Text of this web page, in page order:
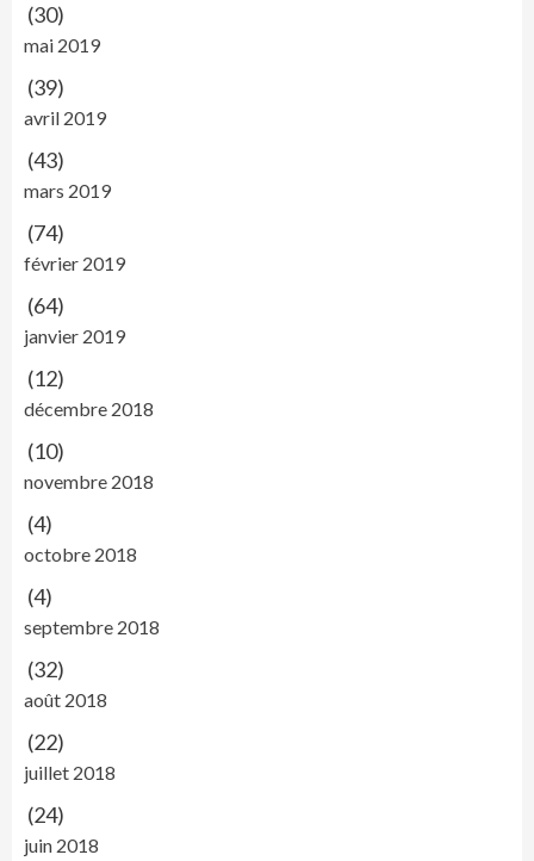
(30)
mai 2019
(39)
avril 2019
(43)
mars 2019
(74)
février 2019
(64)
janvier 2019
(12)
décembre 2018
(10)
novembre 2018
(4)
octobre 2018
(4)
septembre 2018
(32)
août 2018
(22)
juillet 2018
(24)
juin 2018